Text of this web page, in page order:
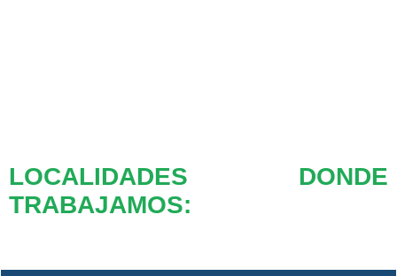
LOCALIDADES DONDE
TRABAJAMOS: